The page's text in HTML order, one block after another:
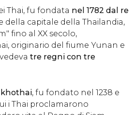
Thai, fu fondata nel 1782 dal re
della capitale della Thailandia,
fino al XX secolo,
originario del fiume Yunan e
tre regni con tre
, fu fondato nel 1238 e
i Thai proclamarono